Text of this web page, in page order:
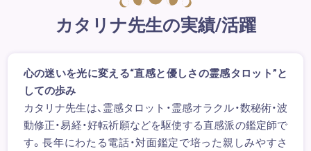
カタリナ先生の実績/活躍
心の迷いを光に変える“直感と優しさの霊感タロット”と
しての歩み
カタリナ先生は、霊感タロット・霊感オラクル・数秘術・波
動修正・易経・好転祈願などを駆使する直感派の鑑定師で
す。長年にわたる電話・対面鑑定で培った親しみやすさ